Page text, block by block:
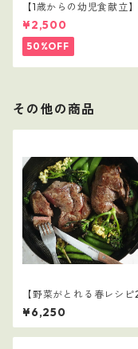
【1歳からの幼児食献立】
シピつき
¥2,500
50%OFF
その他の商品
【野菜がとれる春レシピ
選】4
¥6,250